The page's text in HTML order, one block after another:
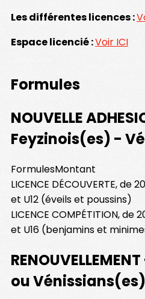
Les différentes licences :
Espace licencié :Voir ICI
Formules
NOUVELLE
Feyzinois(es) -
FormulesMontant
LICENCE DÉCOUVERTE, de
et U12 (éveils et poussins)
LICENCE COMPÉTITION, de
et U16 (benjamins et
ou Vénissians(es)